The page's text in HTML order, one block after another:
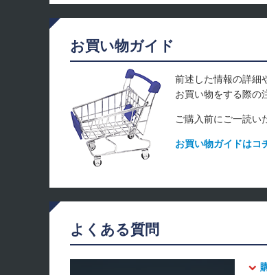
お買い物ガイド
前述した情報の詳細
お買い物をする際の
ご購入前にご一読い
お買い物ガイドはコ
よくある質問